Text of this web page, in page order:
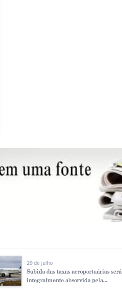
29 de julho
Subida das taxas aeroportuárias será
integralmente absorvida pela...